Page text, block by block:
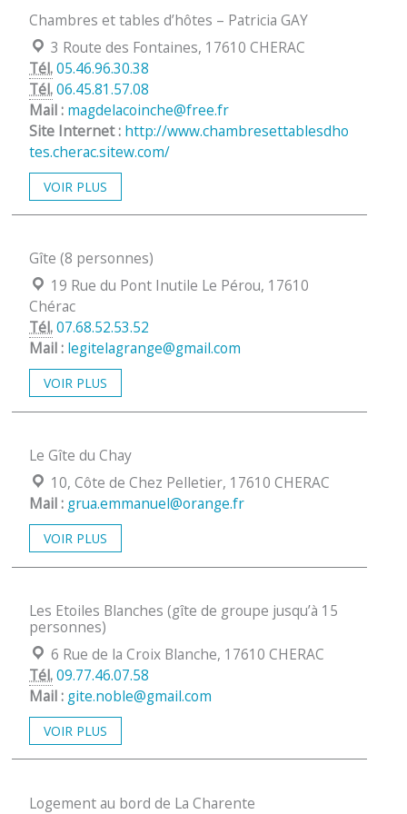
Chambres et tables d’hôtes – Patricia GAY
Localisation :
3 Route des Fontaines, 17610 CHERAC
Tél.05.46.96.30.38
Tél.06.45.81.57.08
Mail : magdelacoinche@free.fr
Site Internet : http://www.chambresettablesdho
tes.cherac.sitew.com/
VOIR PLUS
Gîte (8 personnes)
Localisation :
19 Rue du Pont Inutile Le Pérou, 17610
Chérac
Tél.07.68.52.53.52
Mail : legitelagrange@gmail.com
VOIR PLUS
Le Gîte du Chay
Localisation :
10, Côte de Chez Pelletier, 17610 CHERAC
Mail : grua.emmanuel@orange.fr
VOIR PLUS
Les Etoiles Blanches (gîte de groupe jusqu’à 15
personnes)
Localisation :
6 Rue de la Croix Blanche, 17610 CHERAC
Tél.09.77.46.07.58
Mail : gite.noble@gmail.com
VOIR PLUS
Logement au bord de La Charente